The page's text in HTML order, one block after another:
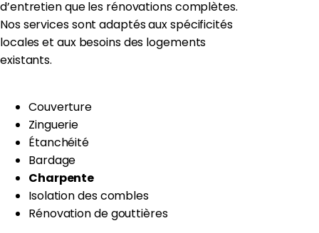
d’entretien que les rénovations complètes.
Nos services sont adaptés aux spécificités
locales et aux besoins des logements
existants.
Couverture
Zinguerie
Étanchéité
Bardage
Charpente
Isolation des combles
Rénovation de gouttières